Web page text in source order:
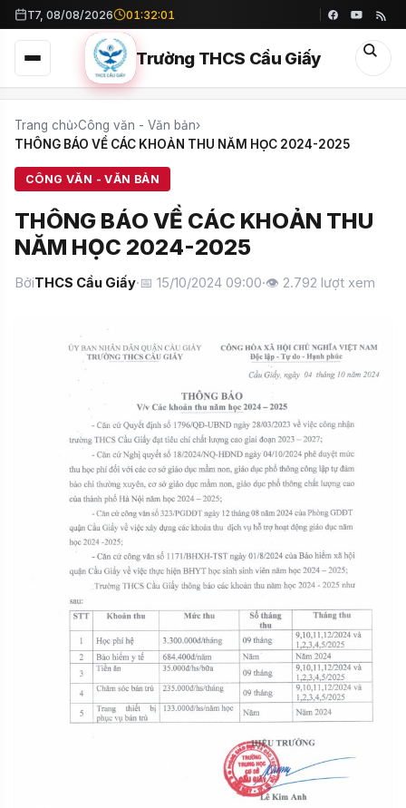
T7, 08/08/2026 01:32:01
Trường THCS Cầu Giấy
Trang chủ›Công văn - Văn bản›
THÔNG BÁO VỀ CÁC KHOẢN THU NĂM HỌC 2024-2025
CÔNG VĂN - VĂN BẢN
THÔNG BÁO VỀ CÁC KHOẢN THU
NĂM HỌC 2024-2025
BởiTHCS Cầu Giấy·📅 15/10/2024 09:00·👁 2.792 lượt xem